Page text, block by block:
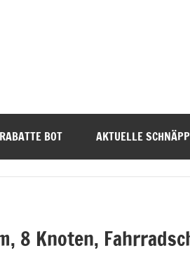
RABATTE BOT AKTUELLE
8 Knoten,